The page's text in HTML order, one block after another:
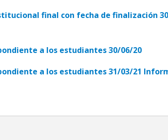
final con fecha de finalización
a los estudiantes 30/06/20
a los estudiantes 31/03/21